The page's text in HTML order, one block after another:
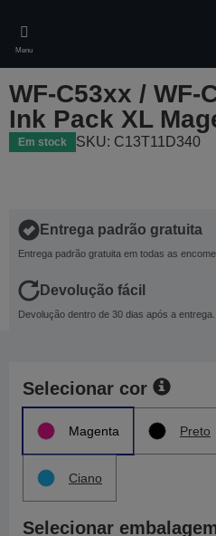
main
content
Menu
WF-C53xx / WF-
Ink Pack XL
Em stock SKU: C13T11D340
Entrega padrão gratuita
Entrega padrão gratuita em todas as
Devolução fácil
Devolução dentro de 30 dias após a entrega.
Selecionar cor
Magenta Preto
Ciano
Selecionar